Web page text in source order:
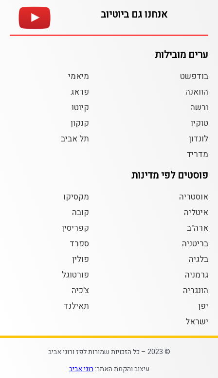
אנחנו גם ביוטיוב
ערים מובילות
בודפשט
הוואנה
ורשה
טוקיו
לונדון
מדריד
מיאמי
פראג
קיוטו
קנקון
תל אביב
פוסטים לפי מדינות
אוסטריה
איטליה
ארה"ב
בריטניה
בלגיה
גרמניה
הונגריה
יפן
ישראל
מקסיקו
קובה
קפריסין
ספרד
פולין
פורטוגל
צ'כיה
תאילנד
© 2023 – כל הזכויות שמורות לפז ורוני אביב
עיצוב והקמת האתר: רוני אביב